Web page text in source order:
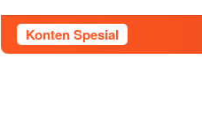
Konten Spesial